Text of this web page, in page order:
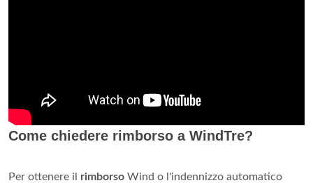
Come chiedere rimborso a WindTre?
Per ottenere il rimborso Wind o l'indennizzo automatico